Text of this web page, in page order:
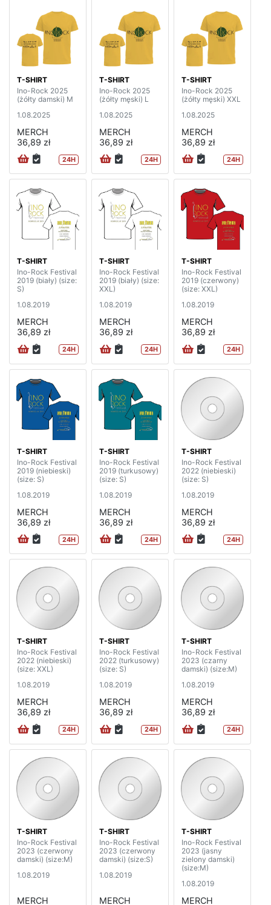
T-SHIRT
Ino-Rock 2025
(żółty damski) M
1.08.2025
MERCH
36,89 zł
24H
T-SHIRT
Ino-Rock 2025
(żółty męski) L
1.08.2025
MERCH
36,89 zł
24H
T-SHIRT
Ino-Rock 2025
(żółty męski) XXL
1.08.2025
MERCH
36,89 zł
24H
T-SHIRT
Ino-Rock Festival
2019 (biały) (size:
S)
1.08.2019
MERCH
36,89 zł
24H
T-SHIRT
Ino-Rock Festival
2019 (biały) (size:
XXL)
1.08.2019
MERCH
36,89 zł
24H
T-SHIRT
Ino-Rock Festival
2019 (czerwony)
(size: XXL)
1.08.2019
MERCH
36,89 zł
24H
T-SHIRT
Ino-Rock Festival
2019 (niebieski)
(size: S)
1.08.2019
MERCH
36,89 zł
24H
T-SHIRT
Ino-Rock Festival
2019 (turkusowy)
(size: S)
1.08.2019
MERCH
36,89 zł
24H
T-SHIRT
Ino-Rock Festival
2022 (niebieski)
(size: S)
1.08.2019
MERCH
36,89 zł
24H
T-SHIRT
Ino-Rock Festival
2022 (niebieski)
(size: XXL)
1.08.2019
MERCH
36,89 zł
24H
T-SHIRT
Ino-Rock Festival
2022 (turkusowy)
(size: S)
1.08.2019
MERCH
36,89 zł
24H
T-SHIRT
Ino-Rock Festival
2023 (czarny
damski) (size:M)
1.08.2019
MERCH
36,89 zł
24H
T-SHIRT
Ino-Rock Festival
2023 (czerwony
damski) (size:M)
1.08.2019
MERCH
T-SHIRT
Ino-Rock Festival
2023 (czerwony
damski) (size:S)
1.08.2019
MERCH
T-SHIRT
Ino-Rock Festival
2023 (jasny
zielony damski)
(size:M)
1.08.2019
MERCH